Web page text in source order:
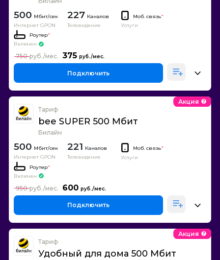
500
Интернет GPON
227 Каналов
Телевидение
Моб. связь*
Услуги
Роутер*
Включен
375
750
Подключить
Тариф
bee SUPER 500 Мбит
Билайн
Акция
500
Интернет GPON
221 Каналов
Телевидение
Моб. связь*
Услуги
Роутер*
Включен
600
950
Подключить
Тариф
Удобный для дома 500 Мбит
Акция